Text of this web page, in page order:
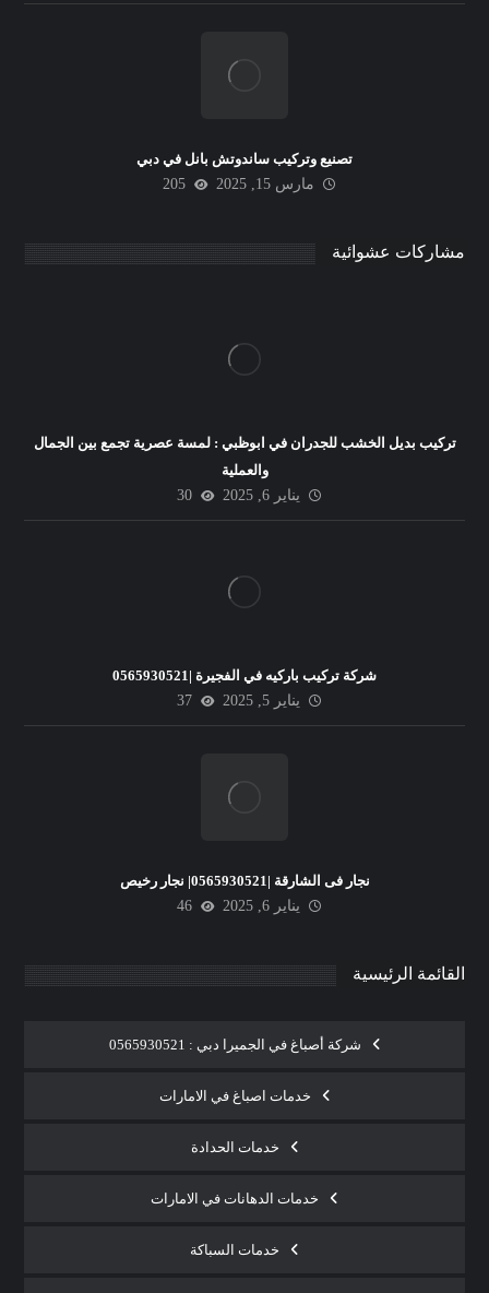
تصنيع وتركيب ساندوتش بانل في دبي
مارس 15, 2025
205
مشاركات عشوائية
تركيب بديل الخشب للجدران في ابوظبي : لمسة عصرية تجمع بين الجمال
والعملية
يناير 6, 2025
30
شركة تركيب باركيه في الفجيرة |0565930521
يناير 5, 2025
37
نجار فى الشارقة |0565930521| نجار رخيص
يناير 6, 2025
46
القائمة الرئيسية
شركة أصباغ في الجميرا دبي : 0565930521
خدمات اصباغ في الامارات
خدمات الحدادة
خدمات الدهانات في الامارات
خدمات السباكة